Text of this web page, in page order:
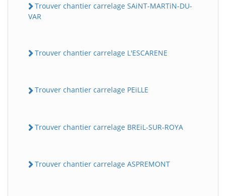
Trouver chantier carrelage SAiNT-MARTiN-DU-
VAR
Trouver chantier carrelage L'ESCARENE
Trouver chantier carrelage PEiLLE
Trouver chantier carrelage BREiL-SUR-ROYA
Trouver chantier carrelage ASPREMONT